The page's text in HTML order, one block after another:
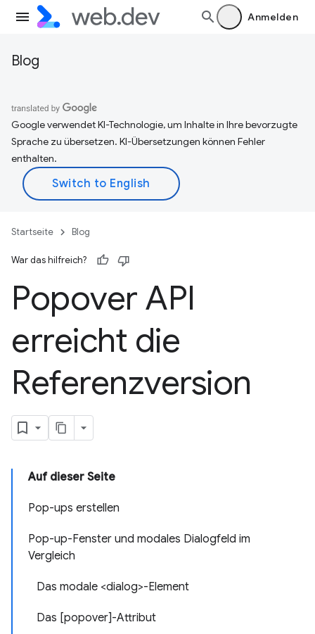
Anmelden
Blog
Google verwendet KI-Technologie, um Inhalte in Ihre bevorzugte
Sprache zu übersetzen. KI-Übersetzungen können Fehler
enthalten.
Startseite Blog
War das hilfreich?
Popover API
erreicht die
Referenzversion
Auf dieser Seite
Pop-ups erstellen
Pop-up-Fenster und modales Dialogfeld im
Vergleich
Das modale <dialog>-Element
Das [popover]-Attribut